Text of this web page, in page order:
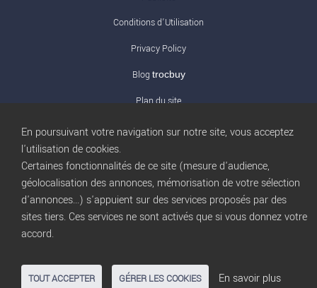
Conditions d’Utilisation
Privacy Policy
Blog trocbuy
Plan du site
Gestion des cookies
En poursuivant votre navigation sur notre site, vous acceptez
l'utilisation de cookies.
Certaines fonctionnalités de ce site (mesure d'audience,
géolocalisation des annonces, mémorisation de votre sélection
d'annonces...) s'appuient sur des services proposés par des
sites tiers. Ces services ne sont activés que si vous donnez votre
accord.
TOUT ACCEPTER GÉRER LES COOKIES En savoir plus